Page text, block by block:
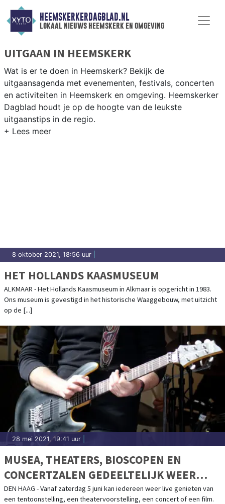
HEEMSKERKERDAGBLAD.NL
lokaal nieuws heemskerk en omgeving
UITGAAN IN HEEMSKERK
Wat is er te doen in Heemskerk? Bekijk de
uitgaansagenda met evenementen, festivals, concerten
en activiteiten in Heemskerk en omgeving. Heemskerker
Dagblad houdt je op de hoogte van de leukste
uitgaanstips in de regio.
8 oktober 2021, 18:56 uur
HET HOLLANDS KAASMUSEUM
ALKMAAR - Het Hollands Kaasmuseum in Alkmaar is opgericht in 1983.
Ons museum is gevestigd in het historische Waaggebouw, met uitzicht
op de [...]
28 mei 2021, 19:41 uur
MUSEA, THEATERS, BIOSCOPEN EN
CONCERTZALEN GEDEELTELIJK WEER
OPEN VOOR PUBLIEK
DEN HAAG - Vanaf zaterdag 5 juni kan iedereen weer live genieten van
een tentoonstelling, een theatervoorstelling, een concert of een film.